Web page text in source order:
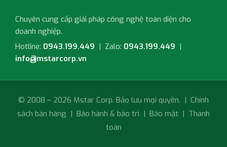
Chuyên cung cấp giải pháp công nghệ toàn diện cho
doanh nghiệp.
Hotline: 0943.199.449 | Zalo: 0943.199.449 |
info@mstarcorp.vn
© 2008 – 2026 Mstar Corp. Bảo lưu mọi quyền. | Chính
sách bán hàng | Bảo hành & bảo trì | Bảo mật | Thanh
toán